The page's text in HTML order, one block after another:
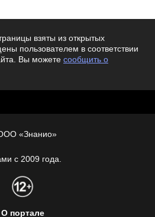
взяты из открытых
пользователем в соответствии
Вы можете сообщить о
«Знанио»
с 2009 года.
О портале